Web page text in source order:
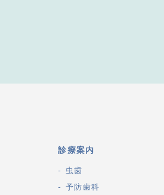
診療案内
虫歯
予防歯科